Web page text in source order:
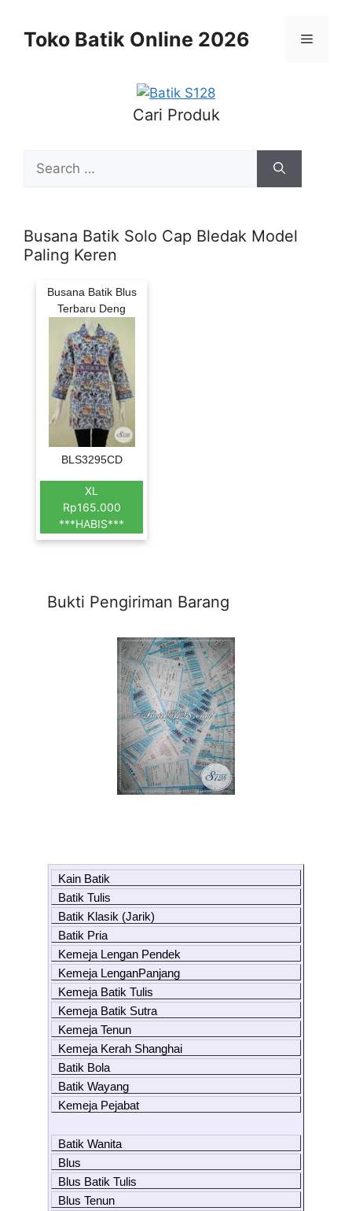
contentToko Batik Online 2026 Menu
Cari Produk
for:
Busana Batik Solo Cap Bledak Model
Paling Keren
Busana Batik Blus
Terbaru Deng
BLS3295CD
XL
Rp165.000
***HABIS***
Bukti Pengiriman Barang
Kain Batik
Batik Tulis
Batik Klasik (Jarik)
Batik Pria
Kemeja Lengan Pendek
Kemeja LenganPanjang
Kemeja Batik Tulis
Kemeja Batik Sutra
Kemeja Tenun
Kemeja Kerah Shanghai
Batik Bola
Batik Wayang
Kemeja Pejabat
Batik Wanita
Blus
Blus Batik Tulis
Blus Tenun